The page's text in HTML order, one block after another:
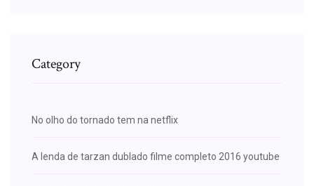
Category
No olho do tornado tem na netflix
A lenda de tarzan dublado filme completo 2016 youtube